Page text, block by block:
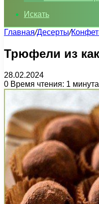
Искать
Главная/Десерты/
Трюфели из
28.02.2024
0 Время чтения: 1 минута